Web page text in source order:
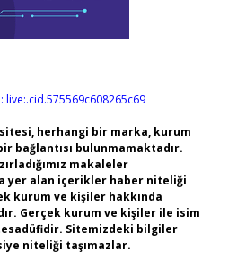
live:.cid.575569c608265c69
herhangi bir marka, kurum
bağlantısı bulunmamaktadır.
makaleler
yer alan içerikler haber niteliği
kurum ve kişiler hakkında
Gerçek kurum ve kişiler ile isim
Sitemizdeki bilgiler
niteliği taşımazlar.